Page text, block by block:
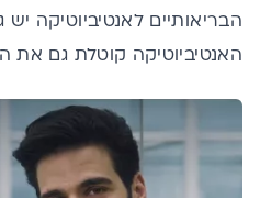
הבריאותיים לאנטיביוטיקה
האנטיביוטיקה קוטלת גם את